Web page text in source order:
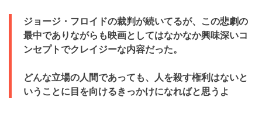
ジョージ・フロイドの裁判が続いてるが、この悲劇の
最中でありながらも映画としてはなかなか興味深いコ
ンセプトでクレイジーな内容だった。
どんな立場の人間であっても、人を殺す権利はないと
いうことに目を向けるきっかけになればと思うよ